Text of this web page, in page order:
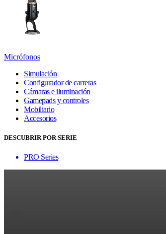
Micrófonos
Simulación
Configurador de carreras
Cámaras e iluminación
Gamepads y controles
Mobiliario
Accesorios
DESCUBRIR POR SERIE
PRO Series